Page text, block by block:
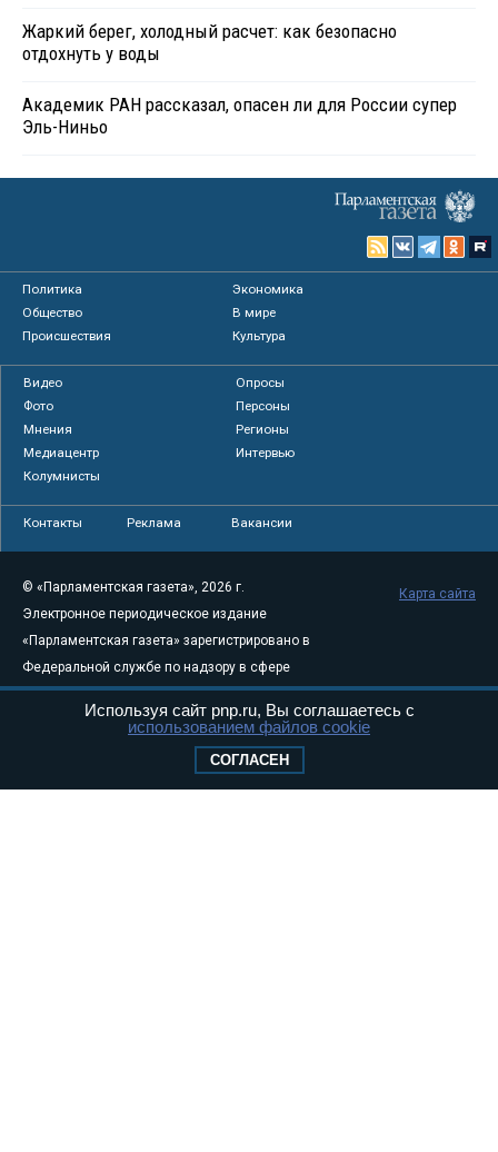
Жаркий берег, холодный расчет: как безопасно
отдохнуть у воды
Академик РАН рассказал, опасен ли для России супер
Эль-Ниньо
Политика
Экономика
Общество
В мире
Происшествия
Культура
Видео
Опросы
Фото
Персоны
Мнения
Регионы
Медиацентр
Интервью
Колумнисты
Контакты Реклама Вакансии
© «Парламентская газета», 2026 г.
Электронное периодическое издание
«Парламентская газета» зарегистрировано в
Федеральной службе по надзору в сфере
связи, информационных технологий и
массовых коммуникаций (Роскомнадзор) 05
Свидетельство о регистрации Эл № ФС77-
Карта сайта
Используя сайт pnp.ru, Вы соглашаетесь с
использованием файлов cookie
СОГЛАСЕН